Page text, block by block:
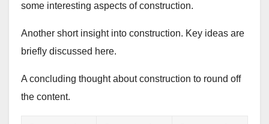
some interesting aspects of construction.
Another short insight into construction. Key ideas are
briefly discussed here.
A concluding thought about construction to round off
the content.